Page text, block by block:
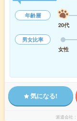
年齢層
20代
男女比率
女性
気になる!
派遣会社